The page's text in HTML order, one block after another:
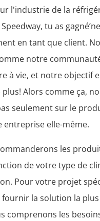
l'industrie de la
tu as
en tant que client.
notre
à vie, et notre objectif
Alors comme ça,
seulement sur le
entreprise elle-même.
les
de votre type de
Pour votre projet
la solution la
comprenons les